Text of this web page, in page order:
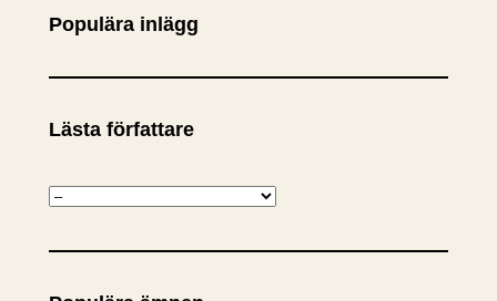
Populära inlägg
Lästa författare
K
t